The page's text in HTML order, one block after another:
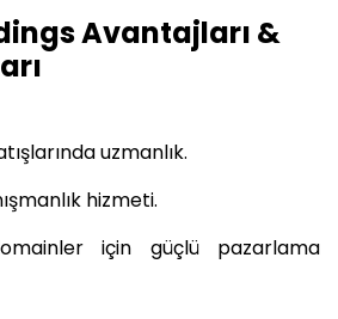
Avantajları &
uzmanlık.
hizmeti.
için güçlü pazarlama